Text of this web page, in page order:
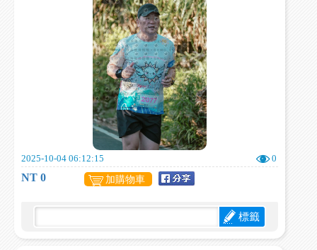
2025-10-04 06:12:15 0
NT 0 加購物車
標籤